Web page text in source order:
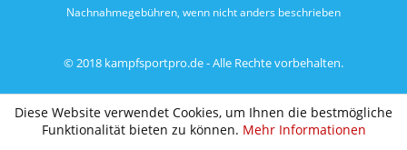
Nachnahmegebühren, wenn nicht anders beschrieben
© 2018 kampfsportpro.de - Alle Rechte vorbehalten.
Diese Website verwendet Cookies, um Ihnen die bestmögliche
Funktionalität bieten zu können. Mehr Informationen